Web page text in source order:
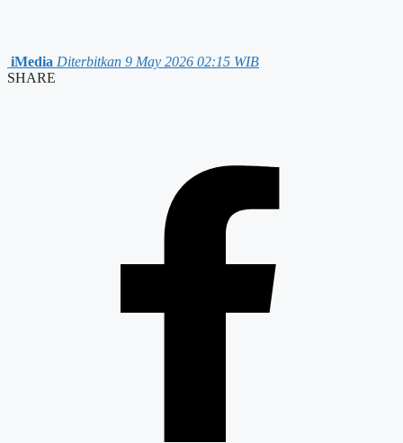
iMedia Diterbitkan 9 May 2026 02:15 WIB
SHARE